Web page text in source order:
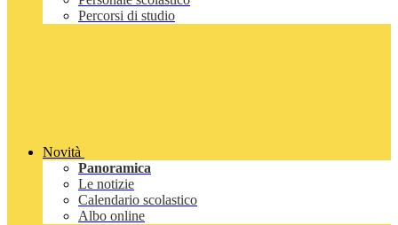
Percorsi di studio
Novità
Panoramica
Le notizie
Calendario scolastico
Albo online